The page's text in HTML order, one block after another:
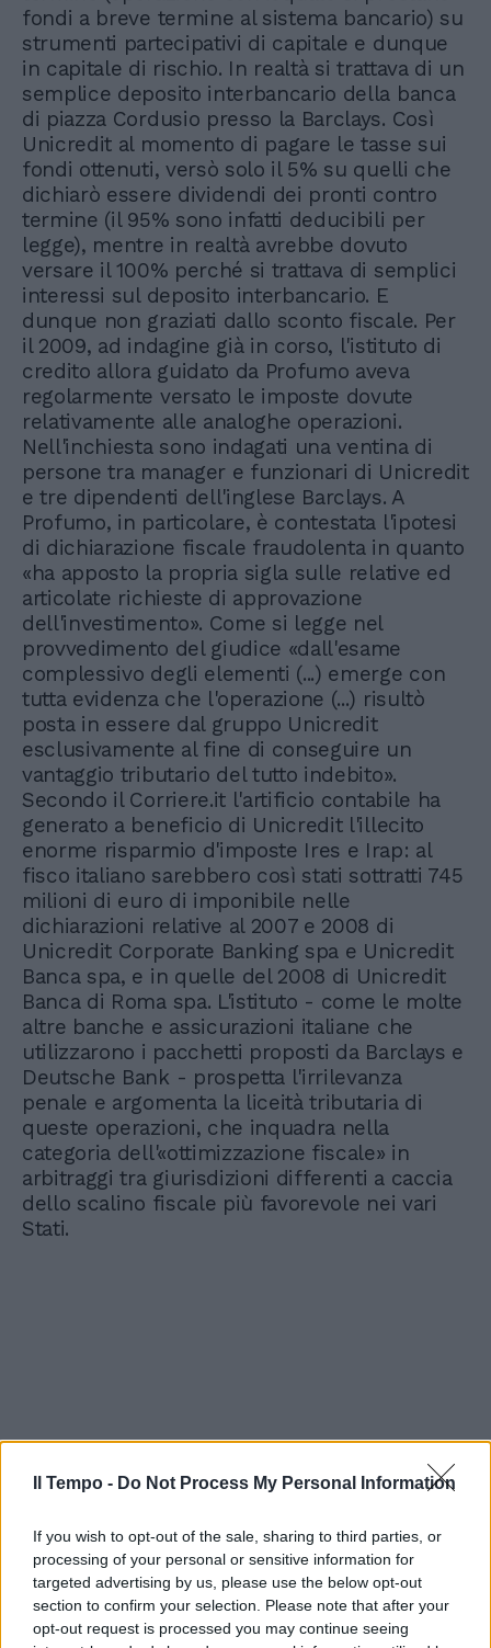
Il Tempo - Do Not Process My Personal Information
If you wish to opt-out of the sale, sharing to third parties, or
processing of your personal or sensitive information for
targeted advertising by us, please use the below opt-out
section to confirm your selection. Please note that after your
opt-out request is processed you may continue seeing
fondi a breve termine al sistema bancario) su
strumenti partecipativi di capitale e dunque
in capitale di rischio. In realtà si trattava di un
semplice deposito interbancario della banca
di piazza Cordusio presso la Barclays. Così
Unicredit al momento di pagare le tasse sui
fondi ottenuti, versò solo il 5% su quelli che
dichiarò essere dividendi dei pronti contro
termine (il 95% sono infatti deducibili per
legge), mentre in realtà avrebbe dovuto
versare il 100% perché si trattava di semplici
interessi sul deposito interbancario. E
dunque non graziati dallo sconto fiscale. Per
il 2009, ad indagine già in corso, l'istituto di
credito allora guidato da Profumo aveva
regolarmente versato le imposte dovute
relativamente alle analoghe operazioni.
Nell'inchiesta sono indagati una ventina di
persone tra manager e funzionari di Unicredit
e tre dipendenti dell'inglese Barclays. A
Profumo, in particolare, è contestata l'ipotesi
di dichiarazione fiscale fraudolenta in quanto
«ha apposto la propria sigla sulle relative ed
articolate richieste di approvazione
dell'investimento». Come si legge nel
provvedimento del giudice «dall'esame
complessivo degli elementi (...) emerge con
tutta evidenza che l'operazione (...) risultò
posta in essere dal gruppo Unicredit
esclusivamente al fine di conseguire un
vantaggio tributario del tutto indebito».
Secondo il Corriere.it l'artificio contabile ha
generato a beneficio di Unicredit l'illecito
enorme risparmio d'imposte Ires e Irap: al
fisco italiano sarebbero così stati sottratti 745
milioni di euro di imponibile nelle
dichiarazioni relative al 2007 e 2008 di
Unicredit Corporate Banking spa e Unicredit
Banca spa, e in quelle del 2008 di Unicredit
Banca di Roma spa. L'istituto - come le molte
altre banche e assicurazioni italiane che
utilizzarono i pacchetti proposti da Barclays e
Deutsche Bank - prospetta l'irrilevanza
penale e argomenta la liceità tributaria di
queste operazioni, che inquadra nella
categoria dell'«ottimizzazione fiscale» in
arbitraggi tra giurisdizioni differenti a caccia
dello scalino fiscale più favorevole nei vari
Stati.